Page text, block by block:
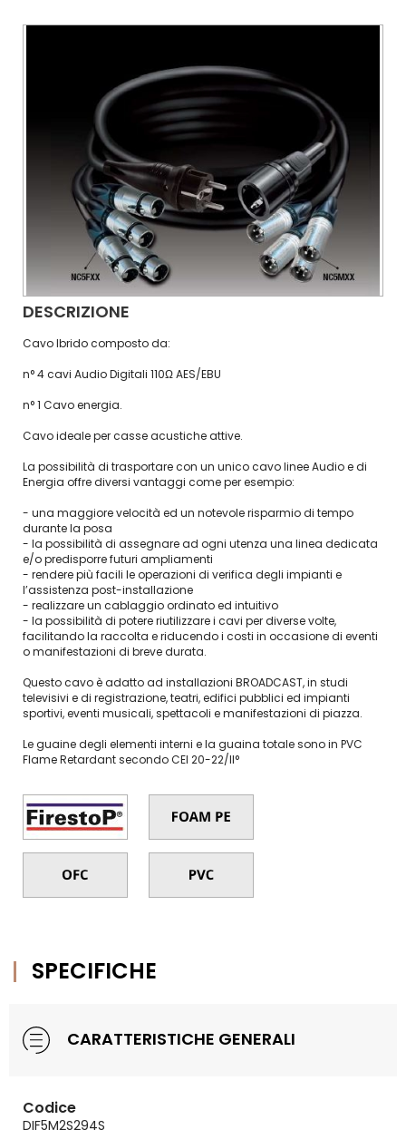
DESCRIZIONE
Cavo Ibrido composto da:
n° 4 cavi Audio Digitali 110Ω AES/EBU
n° 1 Cavo energia.
Cavo ideale per casse acustiche attive.
La possibilità di trasportare con un unico cavo linee Audio e di
Energia offre diversi vantaggi come per esempio:
- una maggiore velocità ed un notevole risparmio di tempo
durante la posa
- la possibilità di assegnare ad ogni utenza una linea dedicata
e/o predisporre futuri ampliamenti
- rendere più facili le operazioni di verifica degli impianti e
l’assistenza post-installazione
- realizzare un cablaggio ordinato ed intuitivo
- la possibilità di potere riutilizzare i cavi per diverse volte,
facilitando la raccolta e riducendo i costi in occasione di eventi
o manifestazioni di breve durata.
Questo cavo è adatto ad installazioni BROADCAST, in studi
televisivi e di registrazione, teatri, edifici pubblici ed impianti
sportivi, eventi musicali, spettacoli e manifestazioni di piazza.
Le guaine degli elementi interni e la guaina totale sono in PVC
Flame Retardant secondo CEI 20-22/II°
SPECIFICHE
CARATTERISTICHE GENERALI
Codice
DIF5M2S294S